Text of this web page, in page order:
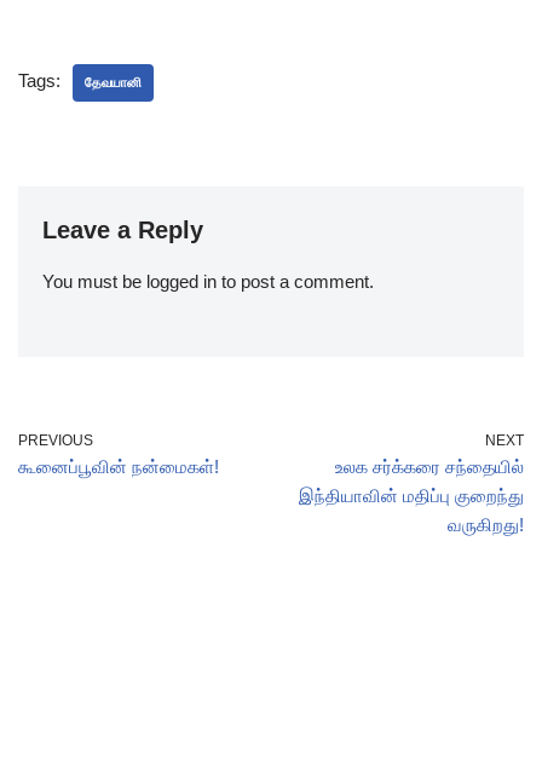
Tags: தேவயானி
Leave a Reply
You must be logged in to post a comment.
PREVIOUS
கூனைப்பூவின் நன்மைகள்!
NEXT
உலக சர்க்கரை சந்தையில்
இந்தியாவின் மதிப்பு குறைந்து
வருகிறது!